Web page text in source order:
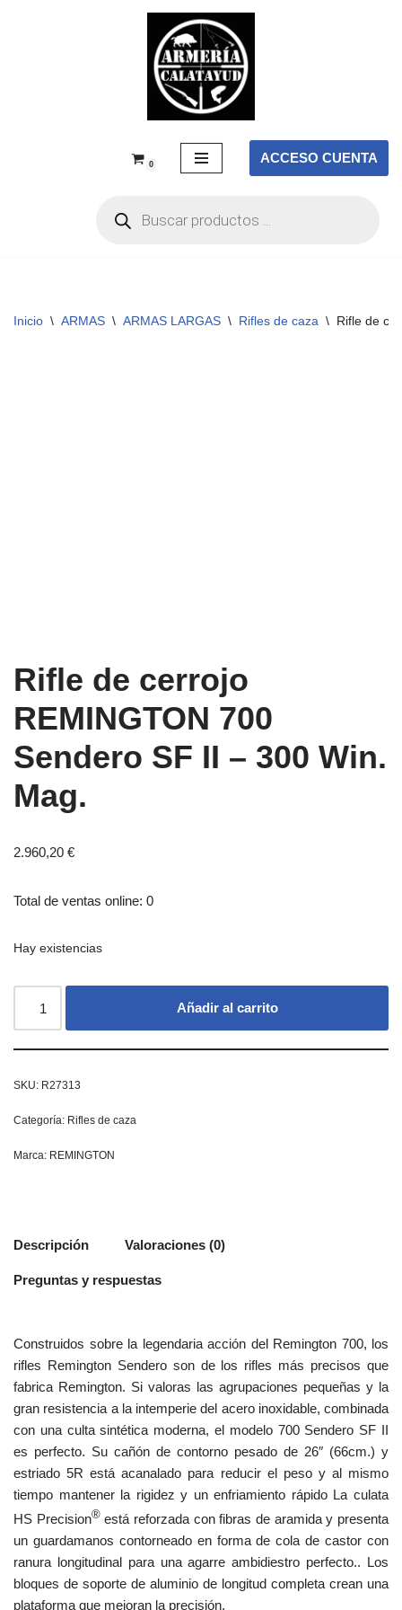
0 ACCESO CUENTA
Inicio \ ARMAS \ ARMAS LARGAS \ Rifles de caza \ Rifle de
Rifle de cerrojo
REMINGTON 700
Sendero SF II – 300 Win.
Mag.
2.960,20 €
Total de ventas online: 0
Hay existencias
Añadir al carrito
SKU: R27313
Categoría: Rifles de caza
Marca: REMINGTON
Descripción Valoraciones (0)
Preguntas y respuestas
Construidos sobre la legendaria acción del Remington 700, los
rifles Remington Sendero son de los rifles más precisos que
fabrica Remington. Si valoras las agrupaciones pequeñas y la
gran resistencia a la intemperie del acero inoxidable, combinada
con una culta sintética moderna, el modelo 700 Sendero SF II
es perfecto. Su cañón de contorno pesado de 26″ (66cm.) y
estriado 5R está acanalado para reducir el peso y al mismo
tiempo mantener la rigidez y un enfriamiento rápido La culata
HS Precision®está reforzada con fibras de aramida y presenta
un guardamanos contorneado en forma de cola de castor con
ranura longitudinal para una agarre ambidiestro perfecto.. Los
bloques de soporte de aluminio de longitud completa crean una
plataforma que mejoran la precisión.